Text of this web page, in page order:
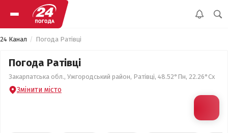
24 Канал Погода Ратівці
Погода Ратівці
Закарпатська обл., Ужгородський район, Ратівці, 48.52°Пн, 22.26°Сх
Змінити місто